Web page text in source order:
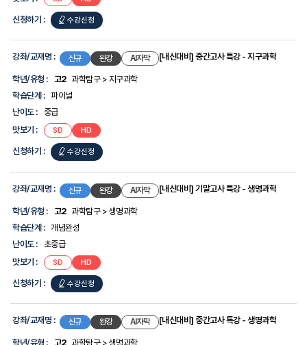
기말고사
특강
지구과학
기말고사
특강
-
지구과학
신청하기 :
[내신대비]
특강
수강신청
강좌/교재명 : 신규 완강 AI자막 [내신대비] 중간고사 특강 - 지구과학
학년/유형 : 고2 과학탐구 > 지구과학
학습단계 : 파이널
난이도 :
중급
맛보기 :
[내신대비]
중간고사
특강
지구과학
SD [내신대비]
중간고사
특강
-
지구과학
HD
신청하기 :
[내신대비]
특강
수강신청
강좌/교재명 : 신규 완강 AI자막 [내신대비] 기말고사 특강 - 생명과학
학년/유형 : 고2 과학탐구 > 생명과학
학습단계 : 개념완성
난이도 :
초중급
맛보기 :
[내신대비]
기말고사
특강
생명과학
SD [내신대비]
기말고사
특강
-
생명과학
HD
신청하기 :
[내신대비]
특강
수강신청
강좌/교재명 : 신규 완강 AI자막 [내신대비] 중간고사 특강 - 생명과학
학년/유형 : 고2 과학탐구 > 생명과학